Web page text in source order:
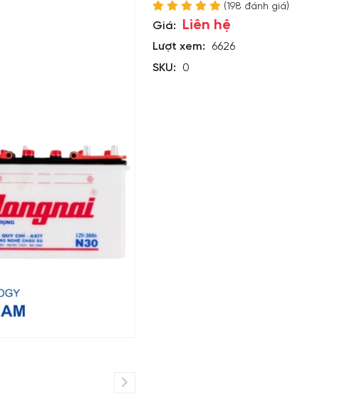
(198 đánh giá)
Giá: Liên hệ
Lượt xem:
6626
SKU: 0